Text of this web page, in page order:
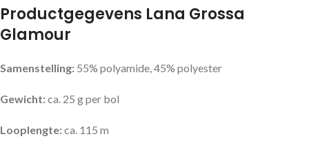
Productgegevens Lana Grossa
Glamour
Samenstelling: 55% polyamide, 45% polyester
Gewicht:ca. 25 g per bol
Looplengte:ca. 115 m